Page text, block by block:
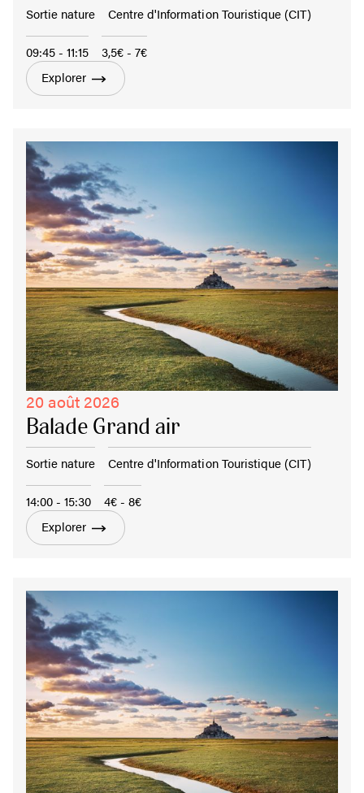
Sortie nature Centre d'Information Touristique (CIT)
09:45 - 11:15
3,5€ - 7€
Explorer
20 août 2026
Balade Grand air
Sortie nature Centre d'Information Touristique (CIT)
14:00 - 15:30
4€ - 8€
Explorer